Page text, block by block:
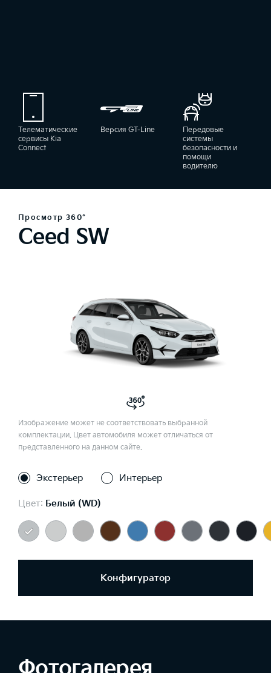
Телематические
сервисы Kia
Connect
Версия GT-Line
Передовые
системы
безопасности и
помощи
водителю
Просмотр 360°
Ceed SW
Изображение может не соответствовать выбранной
комплектации. Цвет автомобиля может отличаться от
представленного на данном сайте.
Экстерьер Интерьер
Цвет: Белый (WD)
Конфигуратор